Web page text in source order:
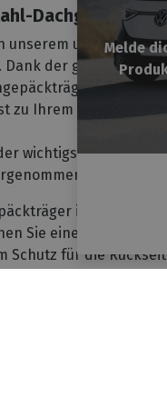
unserem
der großen
ist
zu Ihrem Einsatz,
wichtigste Vorteil
Dies führt
ist äußerst
Sie eine Leiter, ein
Schutz für die
Melde